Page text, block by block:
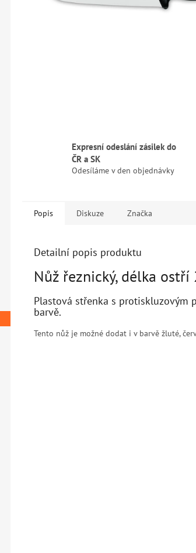
Expresní odeslání zásilek do
ČR a SK
Odesíláme v den objednávky
Popis Diskuze Značka
Detailní popis produktu
Nůž řeznický, délka ostří
Plastová střenka s protiskluzovým
barvě.
Tento nůž je možné dodat i v barvě žluté,